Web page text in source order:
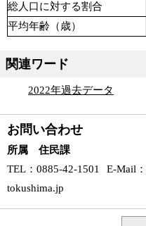
総人口に対する割合
平均年齢（歳）
関連ワード
2022年過去データ
お問い合わせ
所属 住民課
TEL ：0885-42-1501 E-Mail ：
tokushima.jp